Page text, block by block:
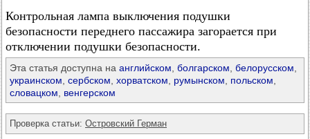
Контрольная лампа выключения подушки
безопасности переднего пассажира загорается при
отключении подушки безопасности.
Эта статья доступна на английском болгарском белорусском
украинском сербском хорватском румынском польском
словацком
венгерском
Проверка статьи: Островский Герман